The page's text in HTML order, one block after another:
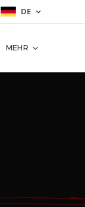
DE
MEHR